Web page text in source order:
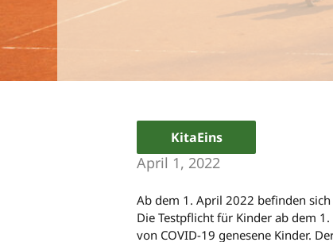
KitaEins
April 1, 2022
Ab dem 1. April 2022 befinden
Die Testpflicht für Kinder ab dem
von COVID-19 genesene Kinder.